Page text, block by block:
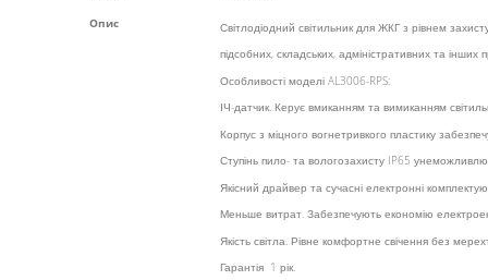
Опис
Світлодіодний світильник для ЖКГ з рівнем
підсобних, складських, адміністративних та
Особливості моделі AL3006-RPS:
ІЧ-датчик. Керує вмиканням та вимиканням
Корпус з міцного вогнетривкого пластику
Ступінь пило- та вологозахисту IP65
Якісний драйвер та сучасні електронні
Меньше витрат. Забезпечують економію
Якість світла. Рівне комфортне свічення без
Гарантія 1 рік.